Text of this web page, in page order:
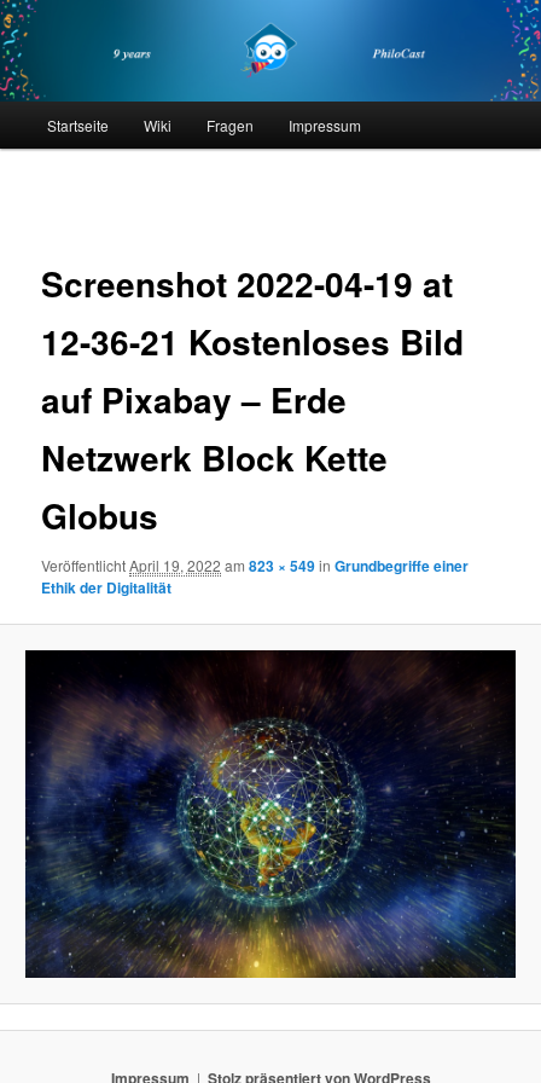
Zum
primären
Inhalt
springenphilocast
Startseite Wiki Fragen Impressum
Screenshot 2022-04-19 at
12-36-21 Kostenloses Bild
auf Pixabay – Erde
Netzwerk Block Kette
Globus
VeröffentlichtApril 19, 2022 am823 × 549inGrundbegriffe einer
Ethik der Digitalität
Impressum Stolz präsentiert von WordPress